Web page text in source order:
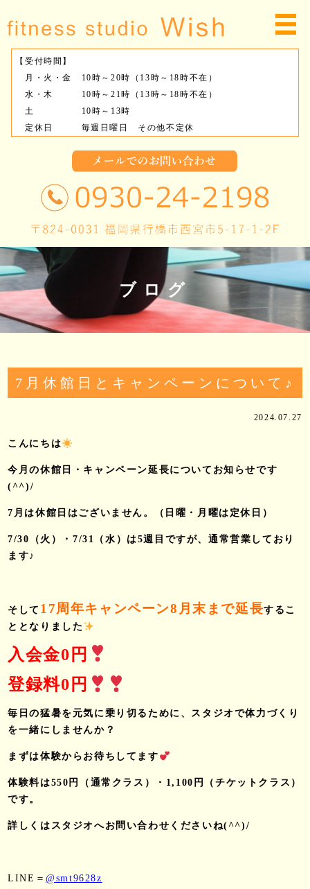
【受付時間】
月・火・金 10時～20時（13時～18時不在）
水・木 10時～21時（13時～18時不在）
土 10時～13時
定休日 毎週日曜日 その他不定休
ブログ
7月休館日とキャンペーンについて♪
2024.07.27
こんにちは
今月の休館日・キャンペーン延長についてお知らせです
(^^)/
7月は休館日はございません。（日曜・月曜は定休日）
7/30（火）・7/31（水）は5週目ですが、通常営業しており
ます♪
そして 17周年キャンペーン8月末まで延長するこ
ととなりました
入会金0円
登録料0円
毎日の猛暑を元気に乗り切るために、スタジオで体力づくり
を一緒にしませんか？
まずは体験からお待ちしてます
体験料は550円（通常クラス）・1,100円（チケットクラス）
です。
詳しくはスタジオへお問い合わせくださいね(^^)/
LINE＝@smt9628z